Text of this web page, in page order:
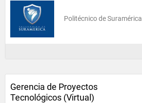
Politécnico de Suramérica
Gerencia de Proyectos
Tecnológicos (Virtual)